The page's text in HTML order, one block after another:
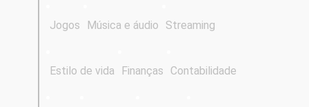
Jogos Música e áudio Streaming
Estilo de vida Finanças Contabilidade